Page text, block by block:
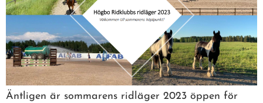
Äntligen är sommarens ridläger 2023 öppen för